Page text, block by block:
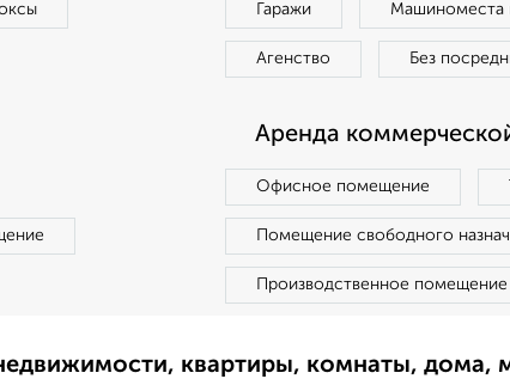
Гаражи Машиноместа
Агенство Без
Аренда
Офисное помещение
Помещение свободного
Производственное помещение
квартиры, комнаты, дома,